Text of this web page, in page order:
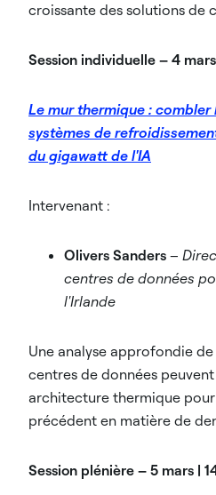
croissante des solutions de
Session individuelle – 4
Le mur thermique : combler
systèmes de
du gigawatt de l'IA
Intervenant :
Olivers Sanders –
centres de données
l'Irlande
Une analyse approfondie
centres de données
architecture thermique pour
précédent en matière de
Session plénière – 5 mars |